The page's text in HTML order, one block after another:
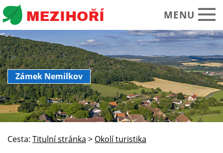
MENU
Obecní úřad
O obci Mezihoří
Historie Památky
Spolky sdružení
Okolí turistika
Zámek Nemilkov
Cesta: Titulní stránka > Okolí turistika